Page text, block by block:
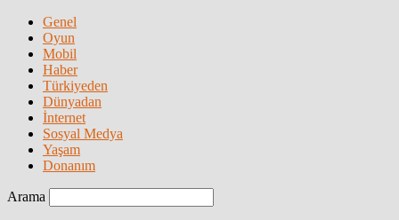
Genel
Oyun
Mobil
Haber
Türkiyeden
Dünyadan
İnternet
Sosyal Medya
Yaşam
Donanım
Arama